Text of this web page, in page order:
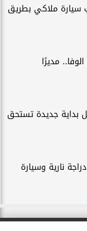
سيارة ملاكي بطريق
مديرًا
بداية جديدة تستحق
نارية وسيارة